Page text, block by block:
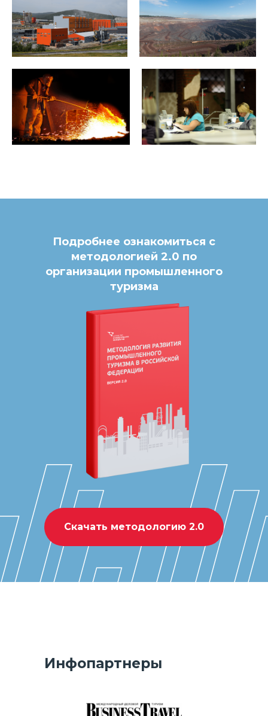
Подробнее ознакомиться с
методологией 2.0 по
организации промышленного
туризма
Скачать методологию 2.0
Инфопартнеры
Организатор